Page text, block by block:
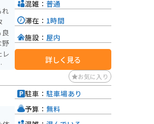
野
。
混雑： 普通
滞在： 1時間
施設： 屋内
詳しく見る
お気に入り
駐車： 駐車場あり
予算： 無料